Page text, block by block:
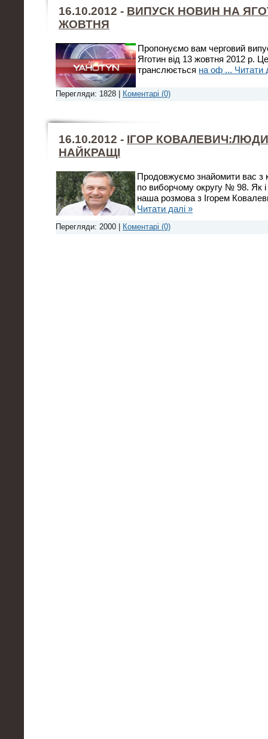
16.10.2012 - ВИПУСК НОВИН НА
ЖОВТНЯ
Пропонуємо вам черговий
Яготин від 13 жовтня 2012 р.
транслюється на оф ... Читати
Перегляди: 1828 | Коментарі (0)
16.10.2012 - ІГОР
НАЙКРАЩІ
Продовжуємо знайомити вас з
по виборчому округу № 98. Як і
наша розмова з Ігорем
Читати далі »
Перегляди: 2000 | Коментарі (0)